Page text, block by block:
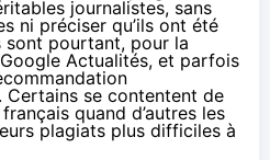
journalistes, sans
ni préciser qu’ils ont été
sont pourtant, pour la
Actualités, et parfois
Certains se contentent de
quand d’autres les
plagiats plus difficiles à